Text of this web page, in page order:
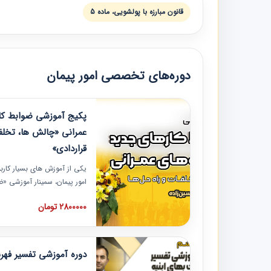
قانون مبارزه با پولشویی، ماده 5
دوره‌های تخصصی امور پیمان
پکیج آموزشی ضوابط
عمرانی «چالش ها،
قراردادی»
یکی از آموزش‏‏‏‏‏‏ های بسیار
امور پیمان، سمینار آموزشی
عمرانی» چالش ها،
در محل سندیکای شرکت های
به همراه تجربیات عملی
2800000 تومان
دوره آموزشی تفسیر